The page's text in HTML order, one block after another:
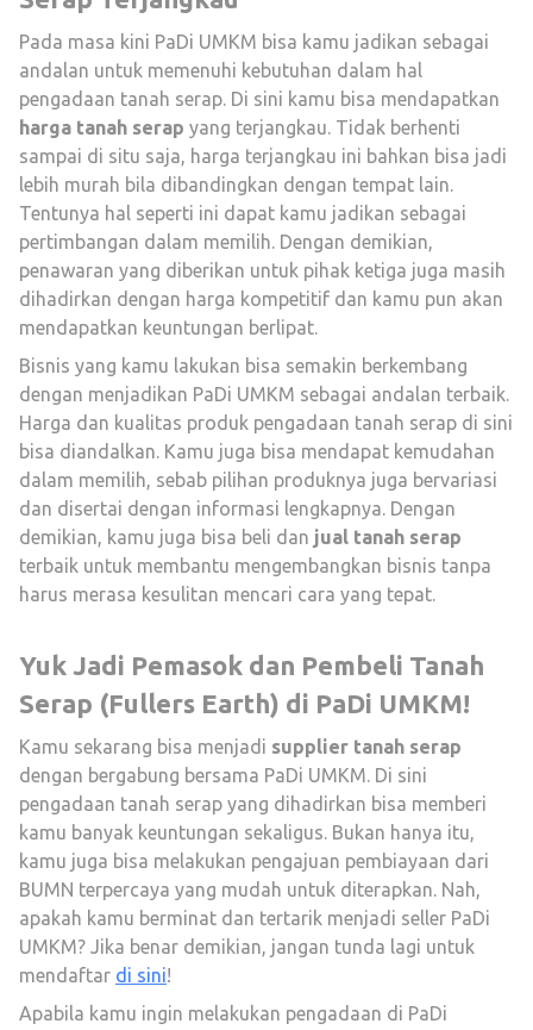
Pada masa kini PaDi UMKM bisa kamu jadikan sebagai
andalan untuk memenuhi kebutuhan dalam hal
pengadaan tanah serap. Di sini kamu bisa mendapatkan
harga tanah serap yang terjangkau. Tidak berhenti
sampai di situ saja, harga terjangkau ini bahkan bisa jadi
lebih murah bila dibandingkan dengan tempat lain.
Tentunya hal seperti ini dapat kamu jadikan sebagai
pertimbangan dalam memilih. Dengan demikian,
penawaran yang diberikan untuk pihak ketiga juga masih
dihadirkan dengan harga kompetitif dan kamu pun akan
mendapatkan keuntungan berlipat.
Bisnis yang kamu lakukan bisa semakin berkembang
dengan menjadikan PaDi UMKM sebagai andalan terbaik.
Harga dan kualitas produk pengadaan tanah serap di sini
bisa diandalkan. Kamu juga bisa mendapat kemudahan
dalam memilih, sebab pilihan produknya juga bervariasi
dan disertai dengan informasi lengkapnya. Dengan
demikian, kamu juga bisa beli dan jual tanah serap
terbaik untuk membantu mengembangkan bisnis tanpa
harus merasa kesulitan mencari cara yang tepat.
Yuk Jadi Pemasok dan Pembeli Tanah
Serap (Fullers Earth) di PaDi UMKM!
Kamu sekarang bisa menjadi supplier tanah serap
dengan bergabung bersama PaDi UMKM. Di sini
pengadaan tanah serap yang dihadirkan bisa memberi
kamu banyak keuntungan sekaligus. Bukan hanya itu,
kamu juga bisa melakukan pengajuan pembiayaan dari
BUMN terpercaya yang mudah untuk diterapkan. Nah,
apakah kamu berminat dan tertarik menjadi seller PaDi
UMKM? Jika benar demikian, jangan tunda lagi untuk
mendaftar di sini!
Apabila kamu ingin melakukan pengadaan di PaDi